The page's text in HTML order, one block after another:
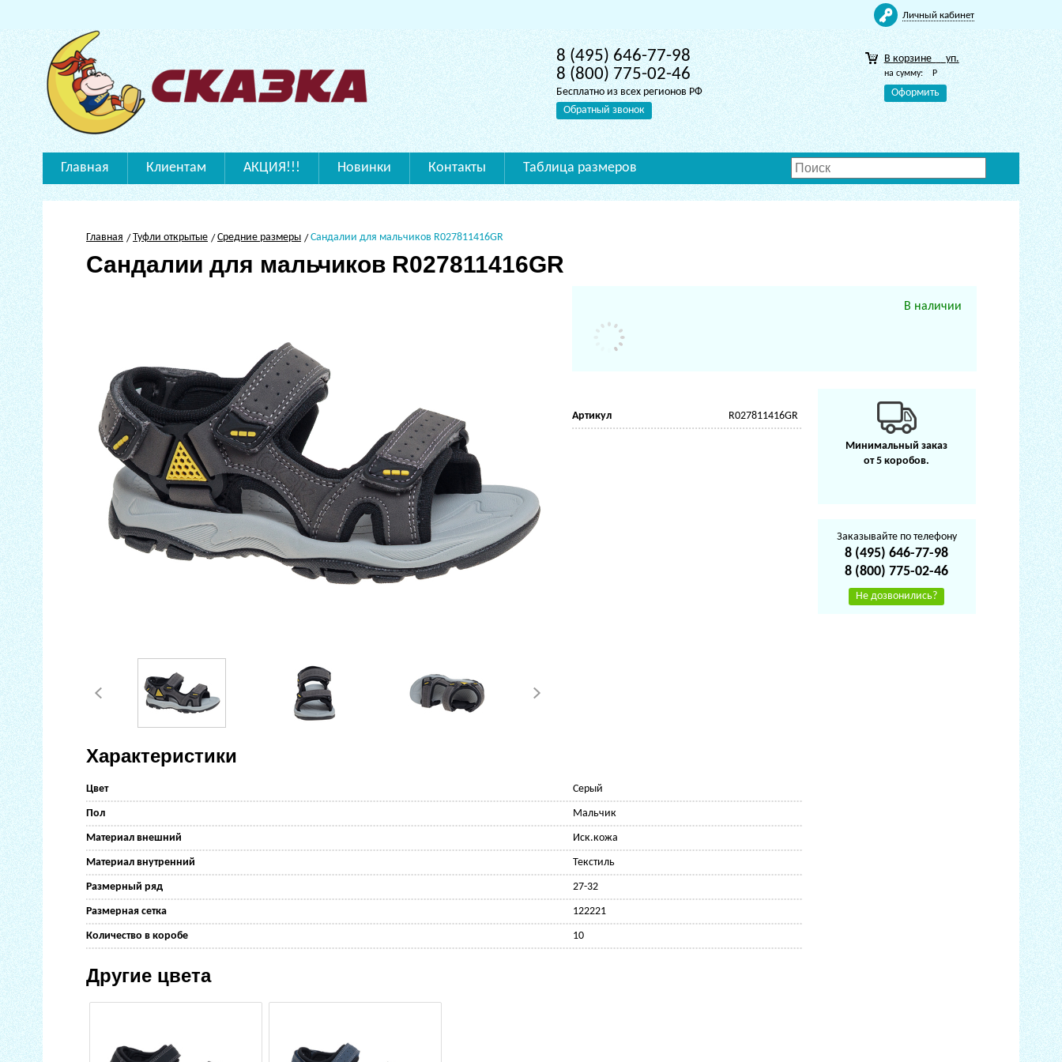
Личный кабинет
8 (495) 646-77-98
8 (800) 775-02-46
Бесплатно из всех регионов РФ
Обратный звонок
В корзине уп.
на сумму: Р
Оформить
Главная Клиентам АКЦИЯ!!! Новинки Контакты Таблица размеров
Главная Туфли открытые Средние размеры Сандалии для мальчиков R027811416GR
Сандалии для мальчиков R027811416GR
В наличии
Артикул R027811416GR
Характеристики
Цвет Серый
Пол Мальчик
Материал внешний Иск.кожа
Материал внутренний Текстиль
Размерный ряд 27-32
Размерная сетка 122221
Количество в коробе 10
Другие цвета
Минимальный заказ
от 5 коробов.
Заказывайте по телефону
8 (495) 646-77-98
8 (800) 775-02-46
Не дозвонились?